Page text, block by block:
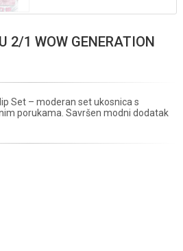
2/1 WOW GENERATION
Set – moderan set ukosnica s
porukama. Savršen modni dodatak